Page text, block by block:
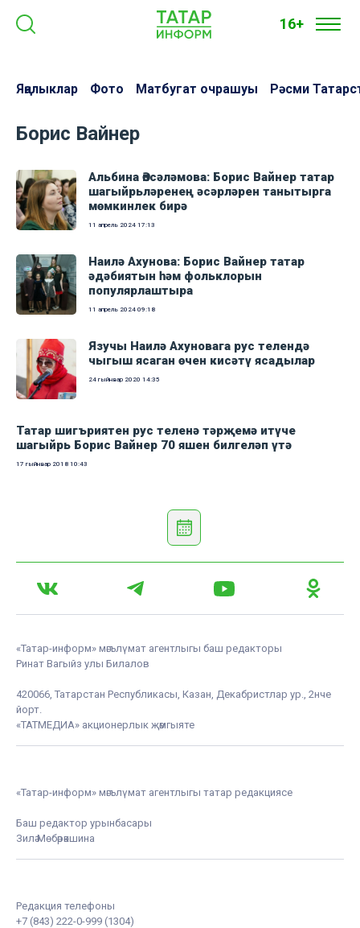
16+
Яңалыклар Фото Матбугат очрашуы Рәсми
Борис Вайнер
Альбина Әпсәләмова: Борис Вайнер татар
шагыйрьләренең әсәрләрен танытырга
мөмкинлек бирә
11 апрель 2024 17:13
Наилә Ахунова: Борис Вайнер татар
әдәбиятын һәм фольклорын
популярлаштыра
11 апрель 2024 09:18
Язучы Наилә Ахуновага рус телендә
чыгыш ясаган өчен кисәтү ясадылар
24 гыйнвар 2020 14:35
Татар шигъриятен рус теленә тәрҗемә итүче
шагыйрь Борис Вайнер 70 яшен билгеләп үтә
17 гыйнвар 2018 10:43
«Татар-информ» мәгълүмат агентлыгы баш редакторы
Ринат Вагыйз улы Билалов
420066, Татарстан Республикасы, Казан, Декабристлар ур., 2нче
йорт.
«ТАТМЕДИА» акционерлык җәмгыяте
«Татар-информ» мәгълүмат агентлыгы татар редакциясе
Баш редактор урынбасары
Зилә Мөбәрәкшина
Редакция телефоны
+7 (843) 222-0-999 (1304)